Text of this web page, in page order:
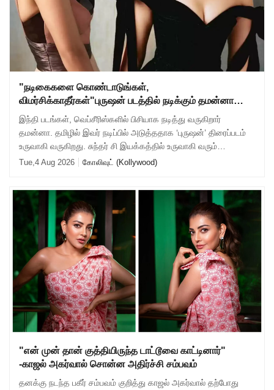
"நடிகைகளை கொண்டாடுங்கள்,
விமர்சிக்காதீர்கள்"புருஷன் படத்தில் நடிக்கும் தமன்னா
பேட்டி
இந்தி படங்கள், வெப்சீரிஸ்களில் பிசியாக நடித்து வருகிறார்
தமன்னா. தமிழில் இவர் நடிப்பில் அடுத்ததாக ‘புருஷன்’ திரைப்படம்
உருவாகி வருகிறது. சுந்தர் சி இயக்கத்தில் உருவாகி வரும்
இப்படத்தில் விஷாலுக்கு ஜோ
Tue,4 Aug 2026 கோலிவுட் (Kollywood)
"என் முன் தான் குத்தியிருந்த டாட்டூவை காட்டினார்"
-காஜல் அகர்வால் சொன்ன அதிர்ச்சி சம்பவம்
தனக்கு நடந்த பகீர் சம்பவம் குறித்து காஜல் அகர்வால் தற்போது